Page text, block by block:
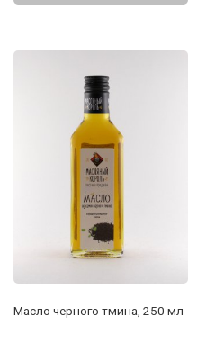
Масло черного тмина, 250 мл